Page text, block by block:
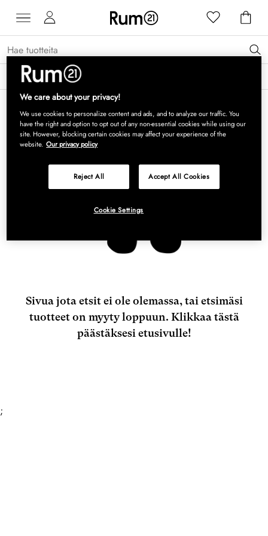
Saat 15 % alennusta Grythyttan Stålmöbler -tuotteista* →
Sivua jota etsit ei ole olemassa, tai etsimäsi
tuotteet on myyty loppuun. Klikkaa tästä
päästäksesi etusivulle!
;
We care about your privacy!
We use cookies to personalize content and ads, and to analyze our traffic. You
have the right and option to opt out of any non-essential cookies while using our
site. However, blocking certain cookies may affect your experience of the
website. Our privacy policy
Reject All Accept All Cookies
Cookie Settings